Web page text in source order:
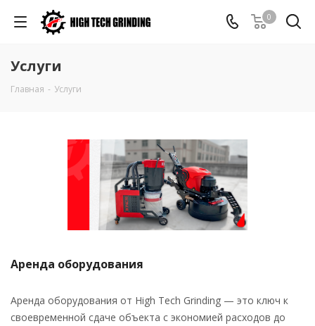
0
Услуги
Главная - Услуги
Аренда оборудования
Аренда оборудования от High Tech Grinding — это ключ к
своевременной сдаче объекта с экономией расходов до